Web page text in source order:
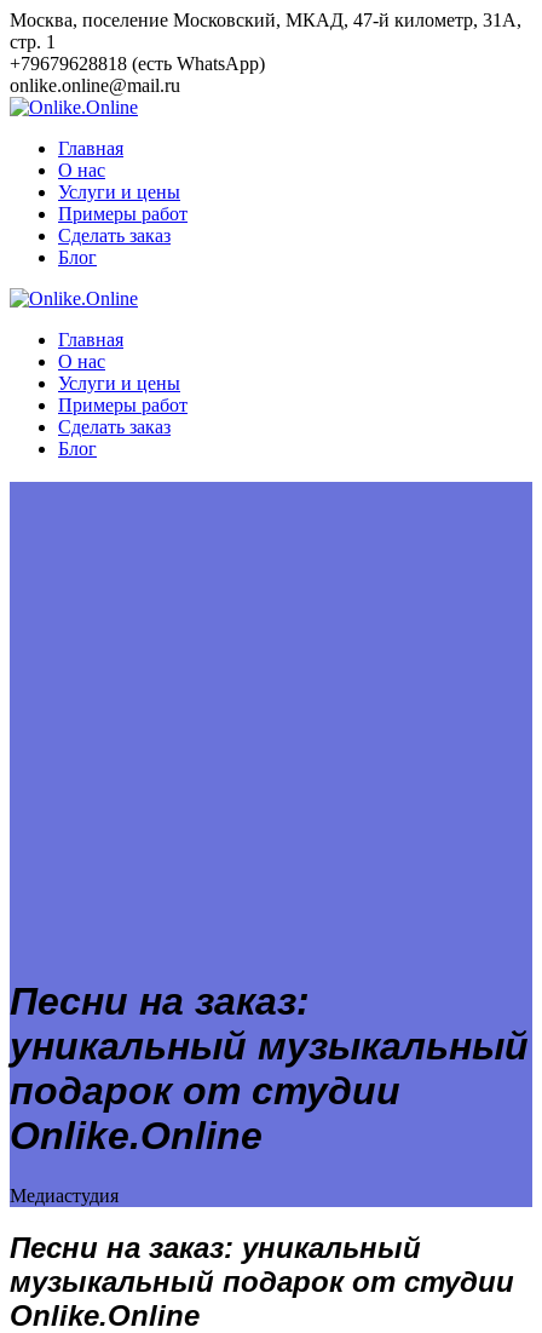
Перейти
к
контенту
Москва, поселение Московский, МКАД, 47-й километр, 31А,
стр. 1
+79679628818 (есть WhatsApp)
onlike.online@mail.ru
Главная
О нас
Услуги и цены
Примеры работ
Сделать заказ
Блог
Главная
О нас
Услуги и цены
Примеры работ
Сделать заказ
Блог
Песни на заказ:
уникальный музыкальный
подарок от студии
Onlike.Online
Медиастудия
Песни на заказ: уникальный
музыкальный подарок от студии
Onlike.Online